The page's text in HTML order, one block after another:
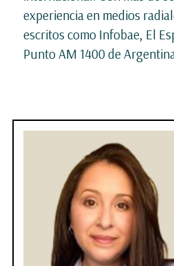
experiencia en medios
escritos como Infobae, El
Punto AM 1400 de